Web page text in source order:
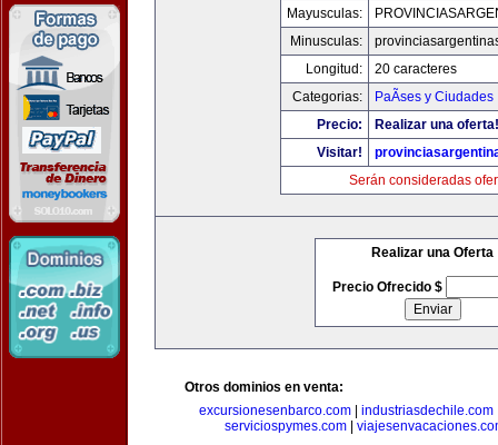
Mayusculas:
Minusculas:
Longitud:
20 caracteres
Categorias:
PaÃ­ses y Ciudades
Precio:
Realizar una oferta!
Visitar!
Serán consideradas
Realizar una Oferta
Precio Ofrecido $
Otros dominios en venta:
excursionesenbarco.com
industriasdechile.com
serviciospymes.com